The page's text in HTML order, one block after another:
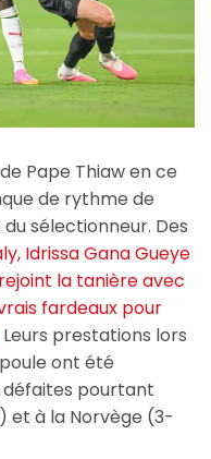
Pape Thiaw en ce
de rythme de
sélectionneur. Des
Idrissa Gana Gueye
la tanière avec
fardeaux pour
Leurs prestations lors
ont été
pourtant
et à la Norvège (3-